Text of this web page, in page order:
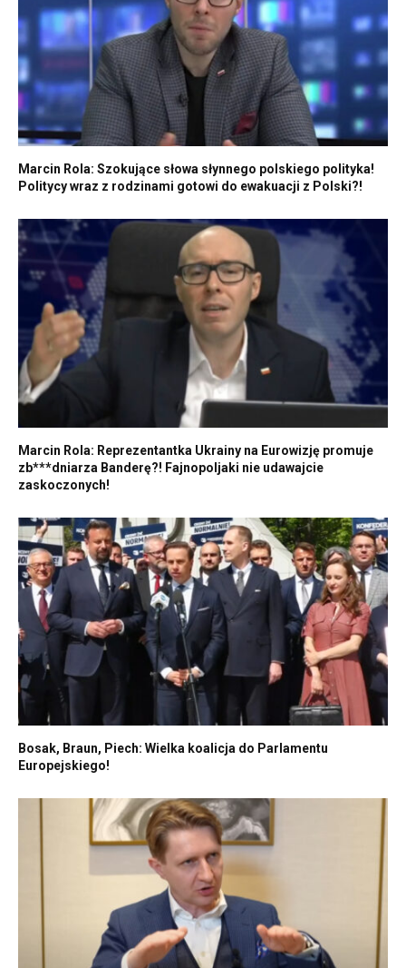
Marcin Rola: Szokujące słowa słynnego polskiego polityka!
Politycy wraz z rodzinami gotowi do ewakuacji z Polski?!
Marcin Rola: Reprezentantka Ukrainy na Eurowizję promuje
zb***dniarza Banderę?! Fajnopoljaki nie udawajcie
zaskoczonych!
Bosak, Braun, Piech: Wielka koalicja do Parlamentu
Europejskiego!